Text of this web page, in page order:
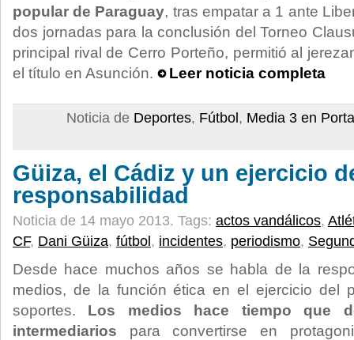
popular de Paraguay, tras empatar a 1 ante
dos jornadas para la conclusión del Torneo
principal rival de Cerro Porteño, permitió al
el título en Asunción.
Leer noticia completa
Noticia de Deportes, Fútbol , Media 3 en
Güiza, el Cádiz y un ejercicio
responsabilidad
Noticia de 14 mayo 2013. Tags: actos vandálicos,
CF, Dani Güiza, fútbol , incidentes, periodismo,
Desde hace muchos años se habla de la
medios, de la función ética en el ejercicio del
soportes. Los medios hace tiempo que
intermediarios para convertirse en